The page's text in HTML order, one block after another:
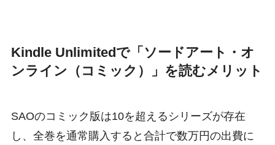
Kindle Unlimitedで「ソードアート・オ
ンライン（コミック）」を読むメリット
SAOのコミック版は10を超えるシリーズが存在
し、全巻を通常購入すると合計で数万円の出費に